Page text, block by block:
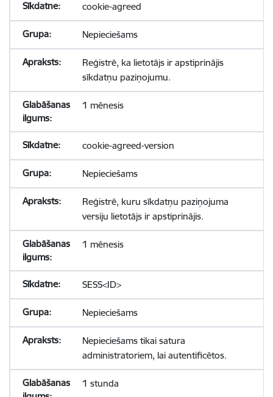
cookie-agreed
Nepieciešams
Reģistrē, ka lietotājs ir apstiprinājis
sīkdatņu paziņojumu.
1 mēnesis
cookie-agreed-version
Nepieciešams
Reģistrē, kuru sīkdatņu paziņojuma
versiju lietotājs ir apstiprinājis.
1 mēnesis
SESS<ID>
Nepieciešams
Nepieciešams tikai satura
administratoriem, lai autentificētos.
1 stunda